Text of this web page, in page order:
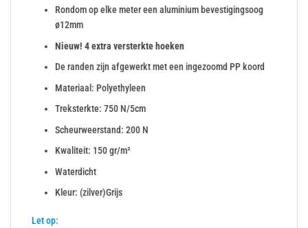
Rondom op elke meter een aluminium bevestigingsoog
ø12mm
Nieuw! 4 extra versterkte hoeken
De randen zijn afgewerkt met een ingezoomd PP koord
Materiaal: Polyethyleen
Treksterkte: 750 N/5cm
Scheurweerstand: 200 N
Kwaliteit: 150 gr/m²
Waterdicht
Kleur: (zilver)Grijs
Let op: